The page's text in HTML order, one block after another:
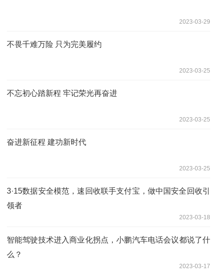
2023-03-29
不畏千难万险 只为完美履约
2023-03-25
不忘初心踏新程 牢记荣光再奋进
2023-03-25
奋进新征程 建功新时代
2023-03-25
3·15数据安全模范，速回收联手支付宝，做中国安全回收引
领者
2023-03-18
智能驾驶技术进入商业化拐点，小鹏汽车电话会议都说了什
么？
2023-03-17